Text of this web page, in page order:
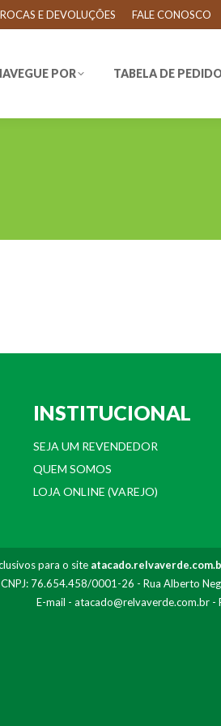
E DEVOLUÇÕES FALE CONOSCO
POR TABELA DE
INSTITUCIONAL
SEJA UM REVENDEDOR
QUEM SOMOS
LOJA ONLINE (VAREJO)
para o site
CNPJ: 76.654.458/0001-26 - Rua Alberto
E-mail - atacado@relvaverde.com.br-
POR TABELA DE PEDIDOS